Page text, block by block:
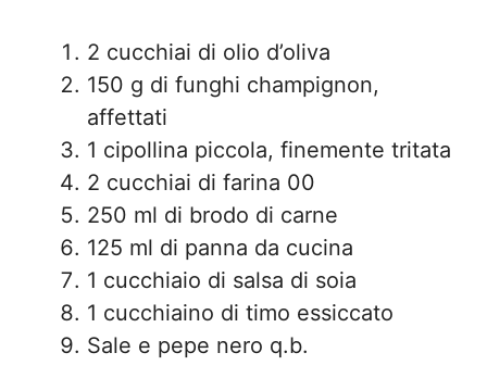
2 cucchiai di olio d’oliva
150 g di funghi champignon,
affettati
1 cipollina piccola, finemente tritata
2 cucchiai di farina 00
250 ml di brodo di carne
125 ml di panna da cucina
1 cucchiaio di salsa di soia
1 cucchiaino di timo essiccato
Sale e pepe nero q.b.